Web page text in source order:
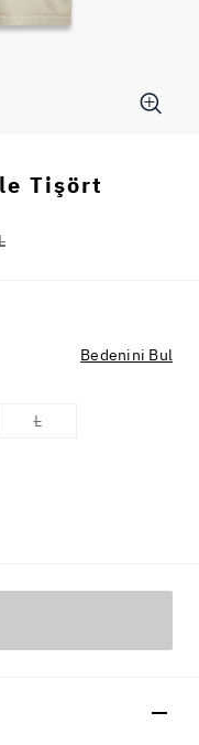
Tişört
Bedenini Bul
L